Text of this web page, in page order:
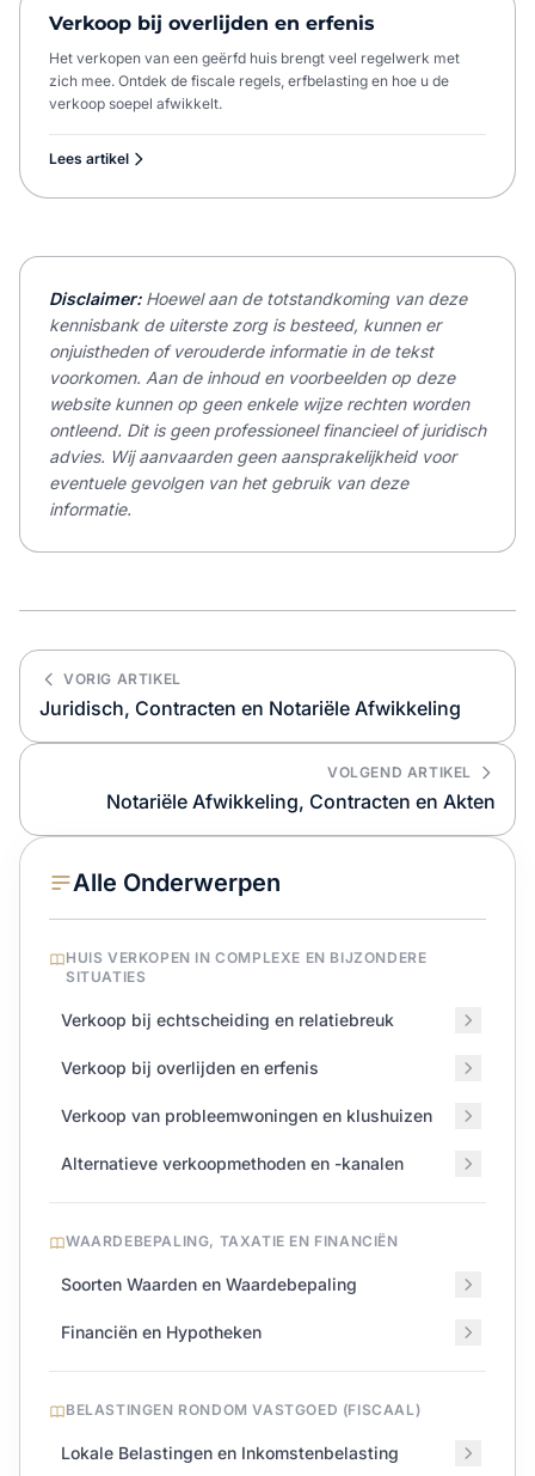
Alle Onderwerpen
HUIS VERKOPEN IN COMPLEXE EN BIJZONDERE
SITUATIES
Verkoop bij echtscheiding en relatiebreuk
Verkoop bij overlijden en erfenis
Verkoop van probleemwoningen en klushuizen
Alternatieve verkoopmethoden en -kanalen
WAARDEBEPALING, TAXATIE EN FINANCIËN
Soorten Waarden en Waardebepaling
Financiën en Hypotheken
BELASTINGEN RONDOM VASTGOED (FISCAAL)
Lokale Belastingen en Inkomstenbelasting
Verkoop bij overlijden en erfenis
Het verkopen van een geërfd huis brengt veel regelwerk met
zich mee. Ontdek de fiscale regels, erfbelasting en hoe u de
verkoop soepel afwikkelt.
Lees artikel
Disclaimer:Hoewel aan de totstandkoming van deze
kennisbank de uiterste zorg is besteed, kunnen er
onjuistheden of verouderde informatie in de tekst
voorkomen. Aan de inhoud en voorbeelden op deze
website kunnen op geen enkele wijze rechten worden
ontleend. Dit is geen professioneel financieel of juridisch
advies. Wij aanvaarden geen aansprakelijkheid voor
eventuele gevolgen van het gebruik van deze
informatie.
VORIG ARTIKEL
Juridisch, Contracten en Notariële Afwikkeling
VOLGEND ARTIKEL
Notariële Afwikkeling, Contracten en Akten